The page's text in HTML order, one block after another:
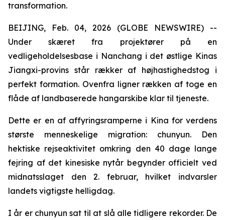
transformation.
BEIJING, Feb. 04, 2026 (GLOBE NEWSWIRE) --
Under skæret fra projektører på en
vedligeholdelsesbase i Nanchang i det østlige Kinas
Jiangxi-provins står rækker af højhastighedstog i
perfekt formation. Ovenfra ligner rækken af toge en
flåde af landbaserede hangarskibe klar til tjeneste.
Dette er en af affyringsramperne i Kina for verdens
største menneskelige migration: chunyun. Den
hektiske rejseaktivitet omkring den 40 dage lange
fejring af det kinesiske nytår begynder officielt ved
midnatsslaget den 2. februar, hvilket indvarsler
landets vigtigste helligdag.
I år er chunyun sat til at slå alle tidligere rekorder. De